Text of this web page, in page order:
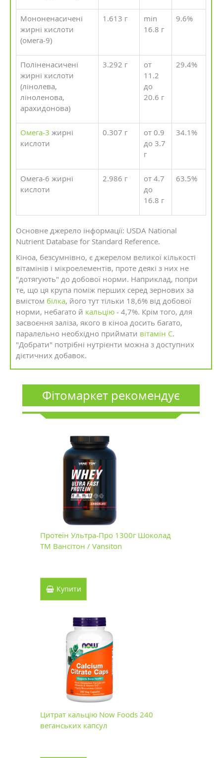
Мононенасичені
жирні кислоти
(омега-9)
1.613 г
min
16.8 г
9.6%
Поліненасичені
жирні кислоти
(лінолева,
ліноленова,
арахидонова)
3.292 г
от
11.2
до
20.6 г
29.4%
Омега-3 жирні
кислоти
0.307 г
от 0.9
до 3.7
г
34.1%
Омега-6 жирні
кислоти
2.986 г
от 4.7
до
16.8 г
63.5%
Основне джерело інформації: USDA National
Nutrient Database for Standard Reference.
Кіноа, безсумнівно, є джерелом великої кількості
вітамінів і мікроелементів, проте деякі з них не
"дотягують" до добової норми. Наприклад, попри
те, що ця крупа поміж перших серед зернових за
вмістом білка, його тут тільки 18,6% від добової
норми, небагато й кальцію- 4,7%. Крім того, для
засвоєння заліза, якого в кіноа досить багато,
паралельно необхідно приймати вітамін С.
"Добрати" потрібні нутрієнти можна з доступних
дієтичних добавок.
Фітомаркет рекомендує
Протеїн Ультра-Про 1300г Шоколад
ТМ Вансітон / Vansiton
Купити
Цитрат кальцію Now Foods 240
веганських капсул